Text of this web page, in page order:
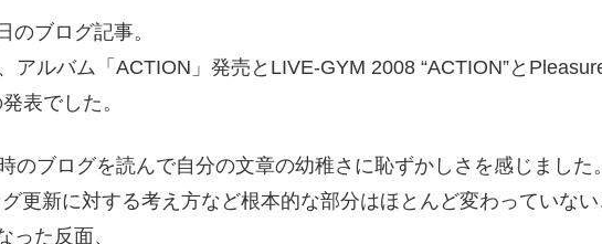
のブログ記事。
アルバム「ACTION」発売とLIVE-GYM 2008 “ACTION”と
表でした。
のブログを読んで自分の文章の幼稚さに恥ずかしさを感じました。
更新に対する考え方など根本的な部分はほとんど変わっていな
った反面、